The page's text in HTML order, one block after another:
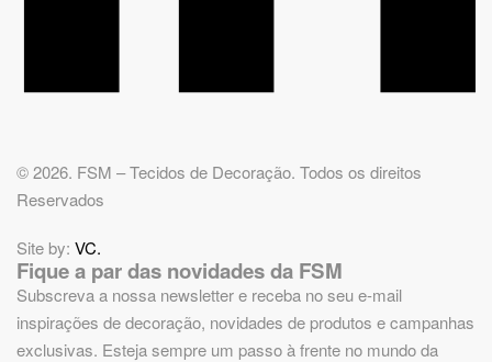
© 2026. FSM – Tecidos de Decoração. Todos os direitos
Reservados
Site by: VC.
Fique a par das novidades da FSM
Subscreva a nossa newsletter e receba no seu e-mail
inspirações de decoração, novidades de produtos e campanhas
exclusivas. Esteja sempre um passo à frente no mundo da